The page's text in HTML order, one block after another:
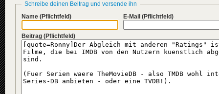
Schreibe deinen Beitrag und versende ihn
Name (Pflichtfeld) E-Mail (Pflichtfeld)
Beitrag (Pflichtfeld)